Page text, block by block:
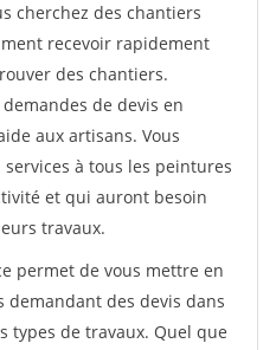
cherchez des chantiers
recevoir rapidement
des chantiers.
de devis en
aux artisans. Vous
à tous les peintures
et qui auront besoin
travaux.
permet de vous mettre en
demandant des devis dans
types de travaux. Quel que